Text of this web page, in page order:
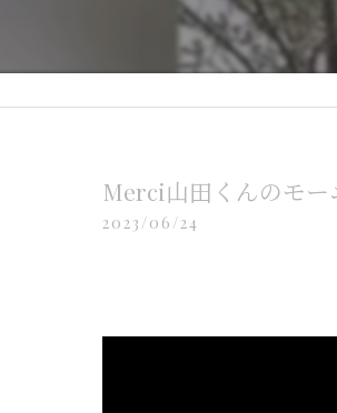
Merci山田くんのモー
2023/06/24